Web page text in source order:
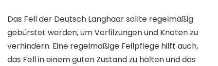
Das Fell der Deutsch Langhaar sollte regelmäßig
gebürstet werden, um Verfilzungen und Knoten zu
verhindern. Eine regelmäßige Fellpflege hilft auch,
das Fell in einem guten Zustand zu halten und das